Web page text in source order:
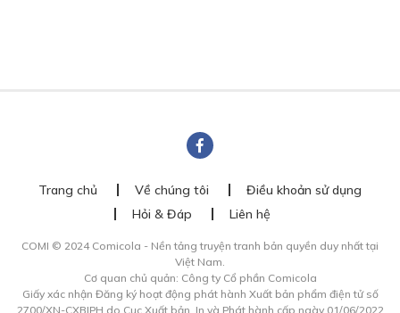
Trang chủ Về chúng tôi
Điều khoản sử dụng
Hỏi & Đáp
Liên hệ
COMI © 2024 Comicola - Nền tảng truyện tranh bản quyền duy nhất tại
Việt Nam.
Cơ quan chủ quản: Công ty Cổ phần Comicola
Giấy xác nhận Đăng ký hoạt động phát hành Xuất bản phẩm điện tử số
2700/XN-CXBIPH do Cục Xuất bản, In và Phát hành cấp ngày 01/06/2022